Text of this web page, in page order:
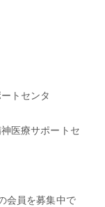
トセンタ
サポートセ
会員を募集中で